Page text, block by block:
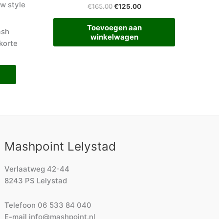
style
€165.00 €125.00
Toevoegen aan
winkelwagen
Mashpoint Lelystad
Verlaatweg 42-44
8243 PS Lelystad
Telefoon 06 533 84 040
E-mail info@mashpoint.nl